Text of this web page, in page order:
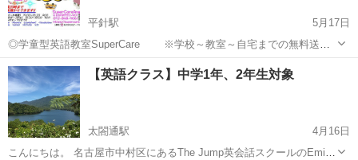
平針駅
5月17日
◎学童型英語教室SuperCare ※学校～教室～自宅までの無料送迎
あります。 ※最長２０時まで延長お預かり ご好評につき無料体
験とキャンペーン実施中です。 お気軽にまずはお問合せください。
...
愛知 名古屋市 平針駅 英語/基礎英語 無料
【英語クラス】中学1年、2年生対象
太閤通駅
4月16日
こんにちは。 名古屋市中村区にあるThe Jump英会話スクールのEmiで